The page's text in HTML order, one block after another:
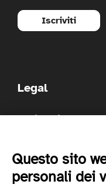
Iscriviti
Legal
Codice etico
Whistleblowing
Accessibilità
Questo sito
personali dei